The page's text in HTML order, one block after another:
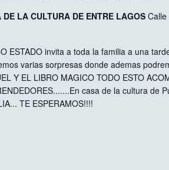
DE LA CULTURA DE ENTRE LAGOS
ESTADO invita a toda la familia a una
varias sorpresas donde ademas
Y EL LIBRO MAGICO TODO ESTO
casa de la cultura de
TE ESPERAMOS!!!!